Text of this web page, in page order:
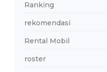
Ranking
rekomendasi
Rental Mobil
roster